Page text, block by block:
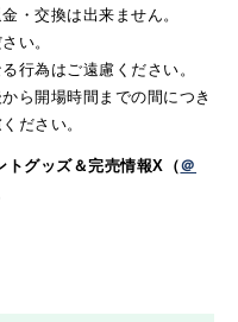
・交換は出来ません。
い。
行為はご遠慮ください。
ら開場時間までの間につき
ださい。
トグッズ＆完売情報X（＠